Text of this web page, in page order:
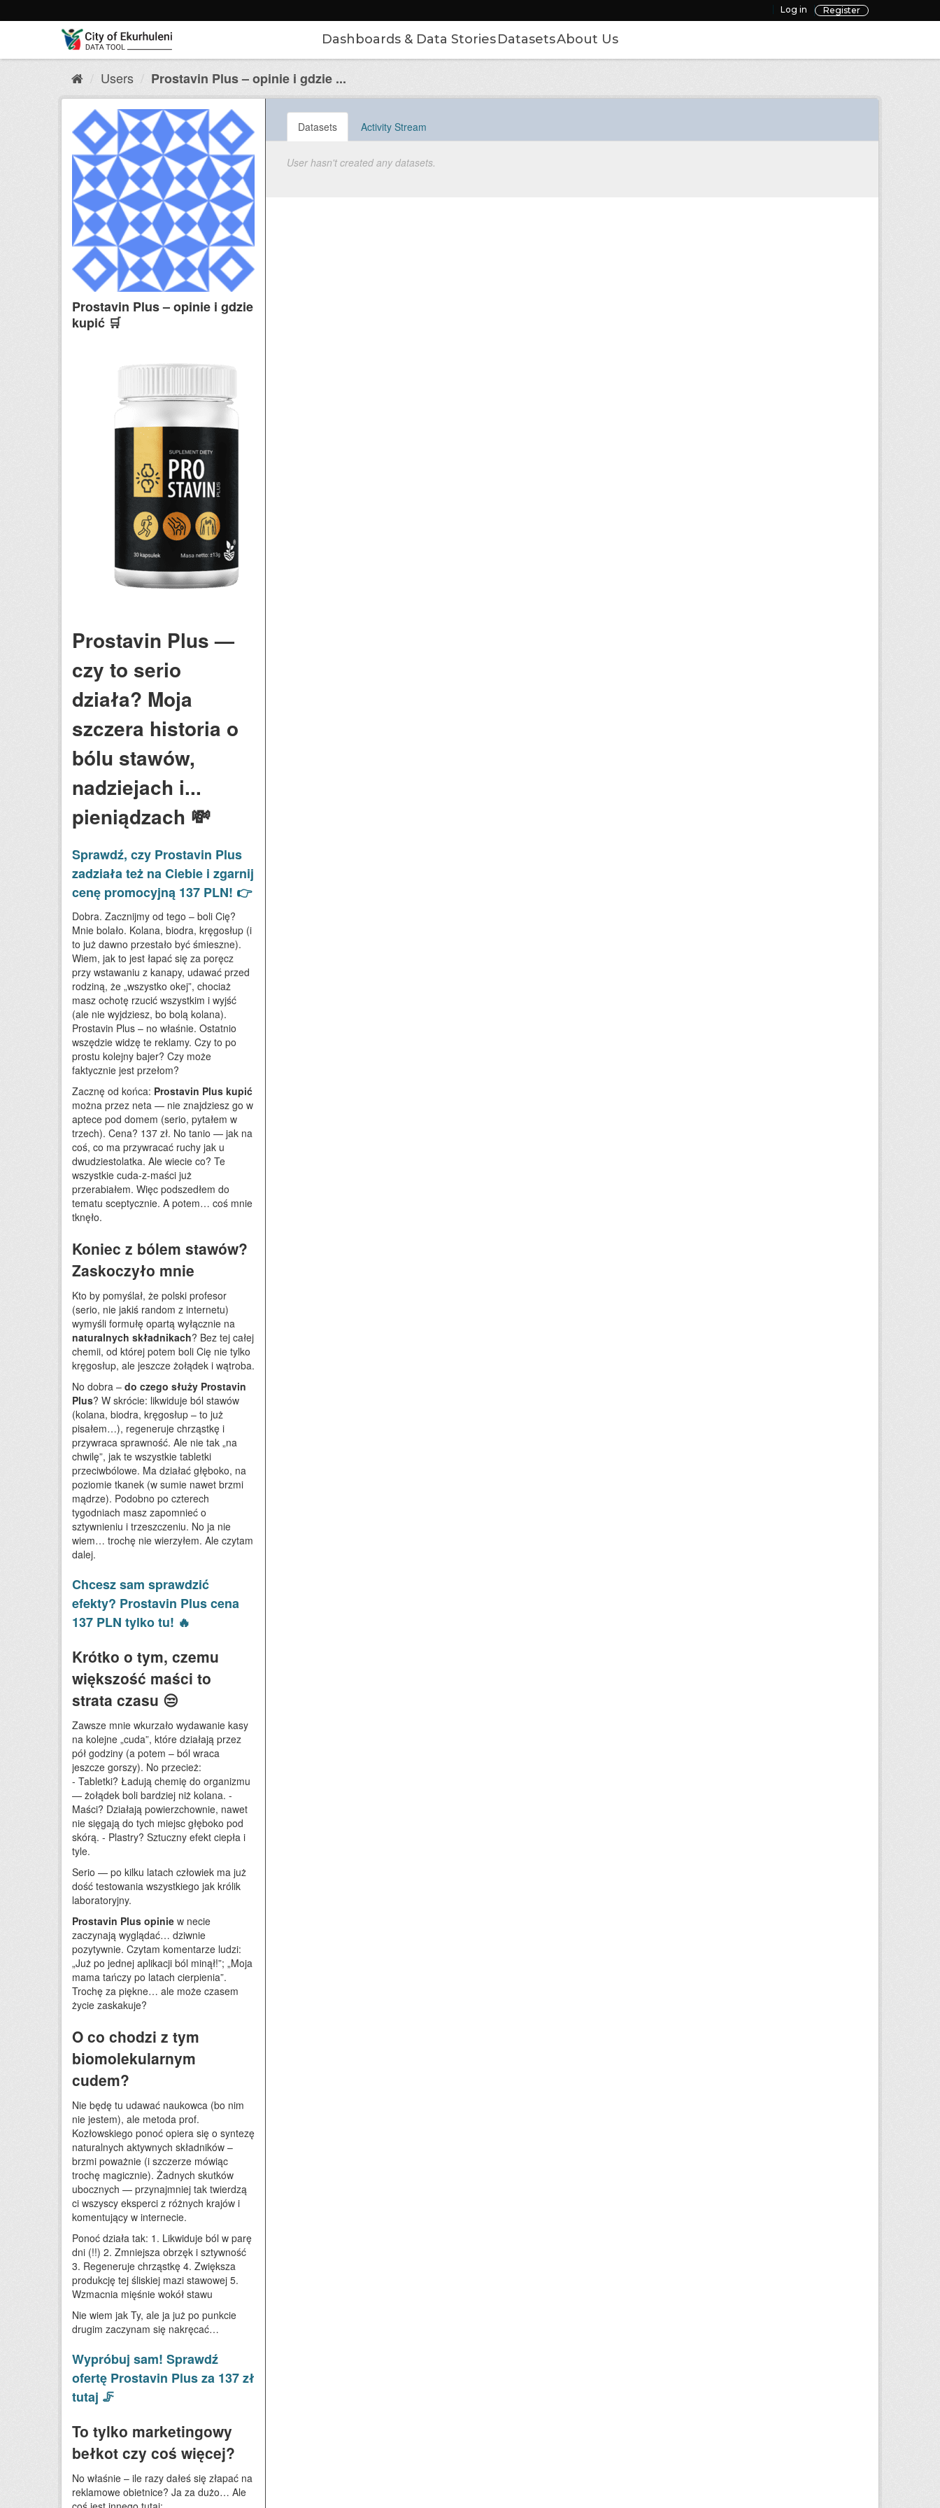
to
Log in Register
Dashboards & Data StoriesDatasetsAbout Us
Users Prostavin Plus – opinie i gdzie ...
Prostavin Plus – opinie i gdzie
kupić 🛒
Prostavin Plus —
czy to serio
działa? Moja
szczera historia o
bólu stawów,
nadziejach i...
pieniądzach 💸
Sprawdź, czy Prostavin Plus
zadziała też na Ciebie i zgarnij
cenę promocyjną 137 PLN! 👉
Dobra. Zacznijmy od tego – boli Cię?
Mnie bolało. Kolana, biodra, kręgosłup (i
to już dawno przestało być śmieszne).
Wiem, jak to jest łapać się za poręcz
przy wstawaniu z kanapy, udawać przed
rodziną, że „wszystko okej”, chociaż
masz ochotę rzucić wszystkim i wyjść
(ale nie wyjdziesz, bo bolą kolana).
Prostavin Plus – no właśnie. Ostatnio
wszędzie widzę te reklamy. Czy to po
prostu kolejny bajer? Czy może
faktycznie jest przełom?
Zacznę od końca: Prostavin Plus kupić
można przez neta — nie znajdziesz go w
aptece pod domem (serio, pytałem w
trzech). Cena? 137 zł. No tanio — jak na
coś, co ma przywracać ruchy jak u
dwudziestolatka. Ale wiecie co? Te
wszystkie cuda-z-maści już
przerabiałem. Więc podszedłem do
tematu sceptycznie. A potem… coś mnie
tknęło.
Koniec z bólem stawów?
Zaskoczyło mnie
Kto by pomyślał, że polski profesor
(serio, nie jakiś random z internetu)
wymyśli formułę opartą wyłącznie na
naturalnych składnikach? Bez tej całej
chemii, od której potem boli Cię nie tylko
kręgosłup, ale jeszcze żołądek i wątroba.
No dobra – do czego służy Prostavin
Plus? W skrócie: likwiduje ból stawów
(kolana, biodra, kręgosłup – to już
pisałem…), regeneruje chrząstkę i
przywraca sprawność. Ale nie tak „na
chwilę”, jak te wszystkie tabletki
przeciwbólowe. Ma działać głęboko, na
poziomie tkanek (w sumie nawet brzmi
mądrze). Podobno po czterech
tygodniach masz zapomnieć o
sztywnieniu i trzeszczeniu. No ja nie
wiem… trochę nie wierzyłem. Ale czytam
dalej.
Chcesz sam sprawdzić
efekty? Prostavin Plus cena
137 PLN tylko tu! 🔥
Krótko o tym, czemu
większość maści to
strata czasu 😒
Zawsze mnie wkurzało wydawanie kasy
na kolejne „cuda”, które działają przez
pół godziny (a potem – ból wraca
jeszcze gorszy). No przecież:
- Tabletki? Ładują chemię do organizmu
— żołądek boli bardziej niż kolana. -
Maści? Działają powierzchownie, nawet
nie sięgają do tych miejsc głęboko pod
skórą. - Plastry? Sztuczny efekt ciepła i
tyle.
Serio — po kilku latach człowiek ma już
dość testowania wszystkiego jak królik
laboratoryjny.
Prostavin Plus opinie w necie
zaczynają wyglądać… dziwnie
pozytywnie. Czytam komentarze ludzi:
„Już po jednej aplikacji ból minął!”; „Moja
mama tańczy po latach cierpienia”.
Trochę za piękne… ale może czasem
życie zaskakuje?
O co chodzi z tym
biomolekularnym
cudem?
Nie będę tu udawać naukowca (bo nim
nie jestem), ale metoda prof.
Kozłowskiego ponoć opiera się o syntezę
naturalnych aktywnych składników –
brzmi poważnie (i szczerze mówiąc
trochę magicznie). Żadnych skutków
ubocznych — przynajmniej tak twierdzą
ci wszyscy eksperci z różnych krajów i
komentujący w internecie.
Ponoć działa tak: 1. Likwiduje ból w parę
dni (!!) 2. Zmniejsza obrzęk i sztywność
3. Regeneruje chrząstkę 4. Zwiększa
produkcję tej śliskiej mazi stawowej 5.
Wzmacnia mięśnie wokół stawu
Nie wiem jak Ty, ale ja już po punkcie
drugim zaczynam się nakręcać…
Wypróbuj sam! Sprawdź
ofertę Prostavin Plus za 137 zł
tutaj 🦵
To tylko marketingowy
bełkot czy coś więcej?
No właśnie – ile razy dałeś się złapać na
reklamowe obietnice? Ja za dużo… Ale
Datasets Activity Stream
User hasn't created any datasets.